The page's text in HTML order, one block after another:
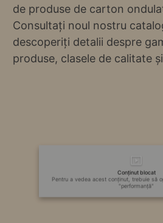
de produse de carton
Consultați noul nostru
descoperiți detalii despre
produse, clasele de calitate
Conținut blocat
Pentru a vedea acest conținut, trebuie să
"performanță"